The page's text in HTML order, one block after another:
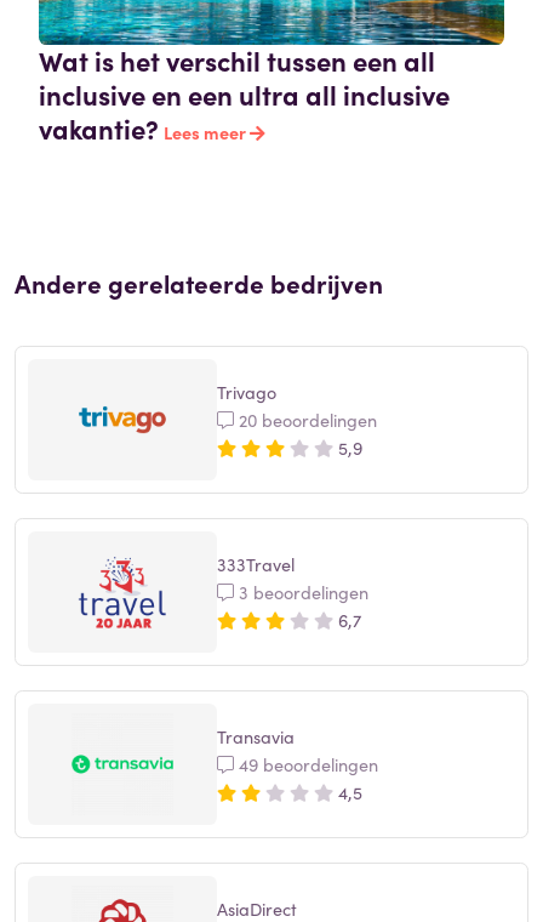
Wat is het verschil tussen een all
inclusive en een ultra all inclusive
vakantie? Lees meer
Andere gerelateerde bedrijven
Trivago
20 beoordelingen
5,9
333Travel
3 beoordelingen
6,7
Transavia
49 beoordelingen
4,5
AsiaDirect